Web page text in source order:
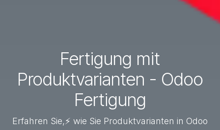
Fertigung mit
Produktvarianten - Odoo
Fertigung
Erfahren Sie,⚡ wie Sie Produktvarianten in Odoo